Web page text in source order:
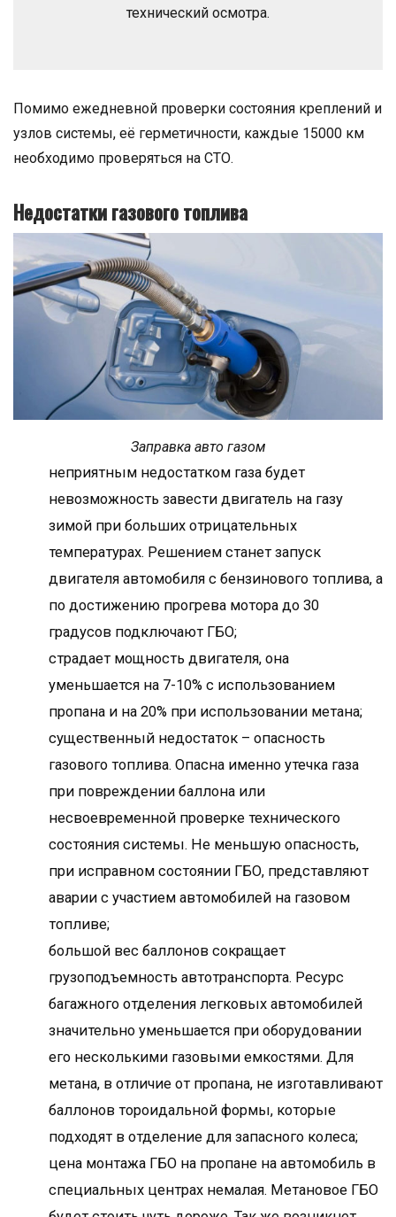
технический осмотра.
Помимо ежедневной проверки состояния креплений и
узлов системы, её герметичности, каждые 15000 км
необходимо проверяться на СТО.
Недостатки газового топлива
Заправка авто газом
неприятным недостатком газа будет
невозможность завести двигатель на газу
зимой при больших отрицательных
температурах. Решением станет запуск
двигателя автомобиля с бензинового топлива, а
по достижению прогрева мотора до 30
градусов подключают ГБО;
страдает мощность двигателя, она
уменьшается на 7-10% с использованием
пропана и на 20% при использовании метана;
существенный недостаток – опасность
газового топлива. Опасна именно утечка газа
при повреждении баллона или
несвоевременной проверке технического
состояния системы. Не меньшую опасность,
при исправном состоянии ГБО, представляют
аварии с участием автомобилей на газовом
топливе;
большой вес баллонов сокращает
грузоподъемность автотранспорта. Ресурс
багажного отделения легковых автомобилей
значительно уменьшается при оборудовании
его несколькими газовыми емкостями. Для
метана, в отличие от пропана, не изготавливают
баллонов тороидальной формы, которые
подходят в отделение для запасного колеса;
цена монтажа ГБО на пропане на автомобиль в
специальных центрах немалая. Метановое ГБО